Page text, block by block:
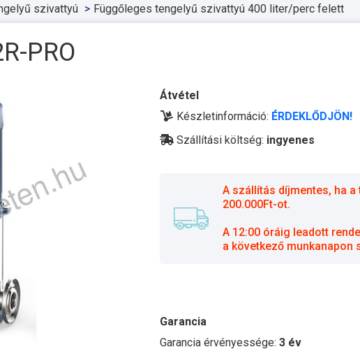
szivattyú Függőleges tengelyű szivattyú 400 liter/perc felett
PRO
Átvétel
Készletinformáció: ÉRDEKLŐDJÖN!
Szállítási költség: ingyenes
A szállítás díjmentes, ha
200.000Ft-ot.
A 12:00 óráig leadott
a következő munkanapon
Garancia
Garancia érvényessége: 3 év